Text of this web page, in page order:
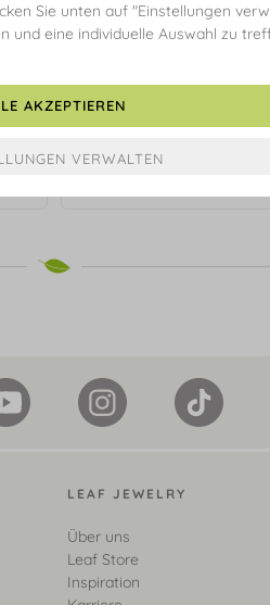
LEAF JEWELRY
Über uns
Leaf Store
Inspiration
Sie unten auf "Einstellungen
und eine individuelle Auswahl zu
AKZEPTIEREN